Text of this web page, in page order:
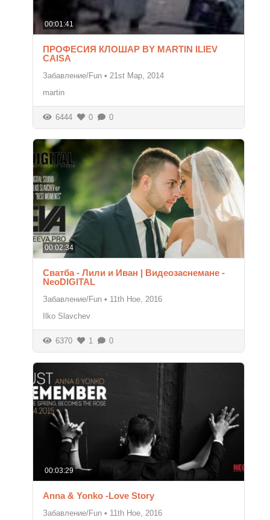
00:01:41
ПРОФЕСИЯ КЛОШАР BY MARTIN ILIEV
CAISA
Забавление/Fun • 21st Мар, 2014
martin
6444 0 0
00:02:34
Сватба - Лили и Иван | Видеозаснемане -
NeoDIGITAL
Забавление/Fun • 11th Ное, 2016
Ilko Slavchev
6370 1 0
00:03:29
Anna & Yonko -Love Story
Забавление/Fun • 11th Ное, 2016